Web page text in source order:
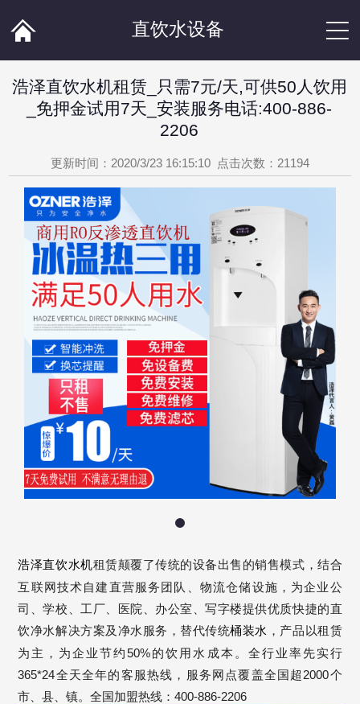
 直饮水设备 
浩泽直饮水机租赁_只需7元/天,可供50人饮用
_免押金试用7天_安装服务电话:400-886-
2206
更新时间：2020/3/23 16:15:10 点击次数： 21194
浩泽直饮水机租赁颠覆了传统的设备出售的销售模式，结合
互联网技术自建直营服务团队、物流仓储设施，为企业公
司、学校、工厂、医院、办公室、写字楼提供优质快捷的直
饮净水解决方案及净水服务，替代传统桶装水 ，产品以租赁
为主，为企业节约50%的饮用水成本。全行业率先实行
365*24全天全年的客服热线，服务网点覆盖全国超2000个
市、县、镇。全国加盟热线：400-886-2206